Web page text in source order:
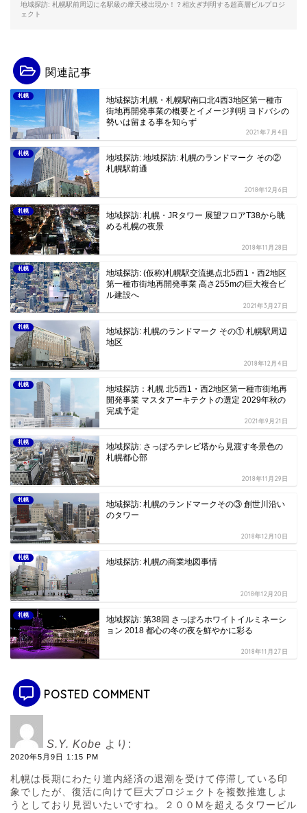
地域探訪: 札幌駅前周辺に名駅級の摩天楼出現か！？相次ぎ判明する超高層ビルプロジ
ェクト
関連記事
札幌
地域探訪:札幌・札幌駅南口北4西3地区第一種市
街地再開発事業の概要とイメージ判明 ヨドバシの
勢いは留まる事を知らず
2021年7月4日
札幌
地域探訪: 地域探訪: 札幌のランドマーク その②
札幌駅前通
2018年12月6日
札幌
地域探訪: 札幌・JRタワー 展望フロアT38から眺
める札幌の夜景
2018年11月28日
札幌
地域探訪: (仮称)札幌駅交流拠点北5西1・西2地区
第一種市街地再開発事業 高さ255mの巨大複合ビ
ル建設へ
2021年3月27日
札幌
地域探訪: 札幌のランドマーク その① 札幌駅周辺
地区
2018年12月4日
札幌
地域探訪：札幌 北5西1・西2地区第一種市街地再
開発事業 マスタアーキテクトの選定 2029年秋の
完成予定
2021年9月21日
札幌
地域探訪: さっぽろテレビ塔から見渡す冬景色の
札幌都心部
2018年11月29日
札幌
地域探訪: 札幌のランドマークその③ 創世川沿い
のタワー
2018年12月10日
札幌 地域探訪: 札幌の商業地図事情
2018年12月20日
札幌
地域探訪: 第38回 さっぽろホワイトイルミネーシ
ョン 2018 都心の冬の夜を鮮やかに彩る
2018年11月27日
POSTED COMMENT
S.Y. Kobe より:
2020年5月9日 1:15 PM
札幌は長期にわたり道内経済の退潮を受けて停滞している印
象でしたが、復活に向けて巨大プロジェクトを複数推進しよ
うとしており見習いたいですね。２００Mを超えるタワービル